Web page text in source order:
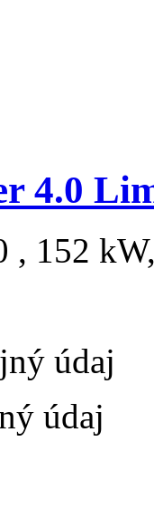
4.0
, 152
údaj
údaj